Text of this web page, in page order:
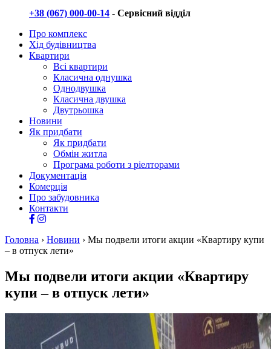
+38 (067) 000-00-14 - Сервісний відділ
Про комплекс
Хід будівництва
Квартири
Всі квартири
Класична однушка
Однодвушка
Класична двушка
Двутрьошка
Новини
Як придбати
Як придбати
Обмін житла
Програма роботи з ріелторами
Документація
Комерція
Про забудовника
Контакти
Головна › Новини › Мы подвели итоги акции «Квартиру купи
– в отпуск лети»
Мы подвели итоги акции «Квартиру
купи – в отпуск лети»